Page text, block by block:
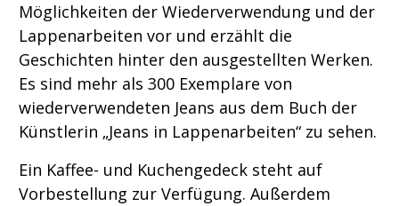
Möglichkeiten der Wiederverwendung und der
Lappenarbeiten vor und erzählt die
Geschichten hinter den ausgestellten Werken.
Es sind mehr als 300 Exemplare von
wiederverwendeten Jeans aus dem Buch der
Künstlerin „Jeans in Lappenarbeiten“ zu sehen.
Ein Kaffee- und Kuchengedeck steht auf
Vorbestellung zur Verfügung. Außerdem